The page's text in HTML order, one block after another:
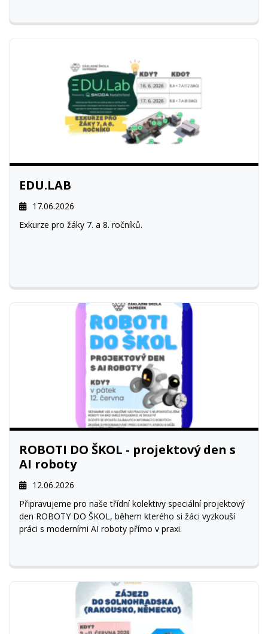
EDU.LAB
17.06.2026
Exkurze pro žáky 7. a 8. ročníků.
ROBOTI DO ŠKOL - projektový den s
AI roboty
12.06.2026
Připravujeme pro naše třídní kolektivy speciální projektový
den ROBOTY DO ŠKOL, během kterého si žáci vyzkouší
práci s moderními AI roboty přímo v praxi.